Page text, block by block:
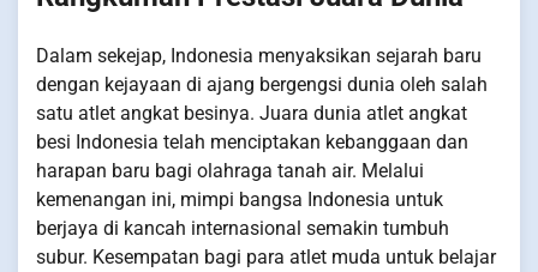
Dalam sekejap, Indonesia menyaksikan sejarah baru
dengan kejayaan di ajang bergengsi dunia oleh salah
satu atlet angkat besinya. Juara dunia atlet angkat
besi Indonesia telah menciptakan kebanggaan dan
harapan baru bagi olahraga tanah air. Melalui
kemenangan ini, mimpi bangsa Indonesia untuk
berjaya di kancah internasional semakin tumbuh
subur. Kesempatan bagi para atlet muda untuk belajar